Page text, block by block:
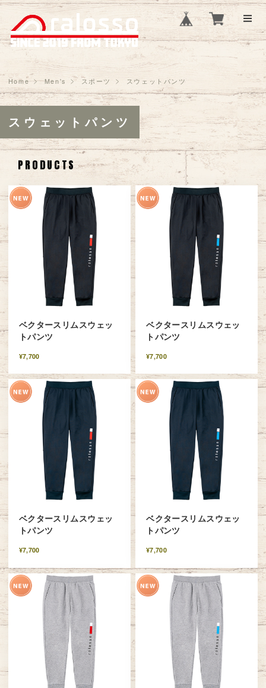
Home Men's スポーツ スウェットパンツ
スウェットパンツ
PRODUCTS
ベクタースリムスウェッ
トパンツ
¥7,700
ベクタースリムスウェッ
トパンツ
¥7,700
ベクタースリムスウェッ
トパンツ
¥7,700
ベクタースリムスウェッ
トパンツ
¥7,700